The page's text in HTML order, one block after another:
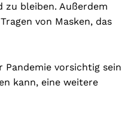
zu bleiben. Außerdem
von Masken, das
Pandemie vorsichtig sein
kann, eine weitere